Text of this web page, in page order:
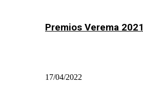
Premios Verema 2021
17/04/2022